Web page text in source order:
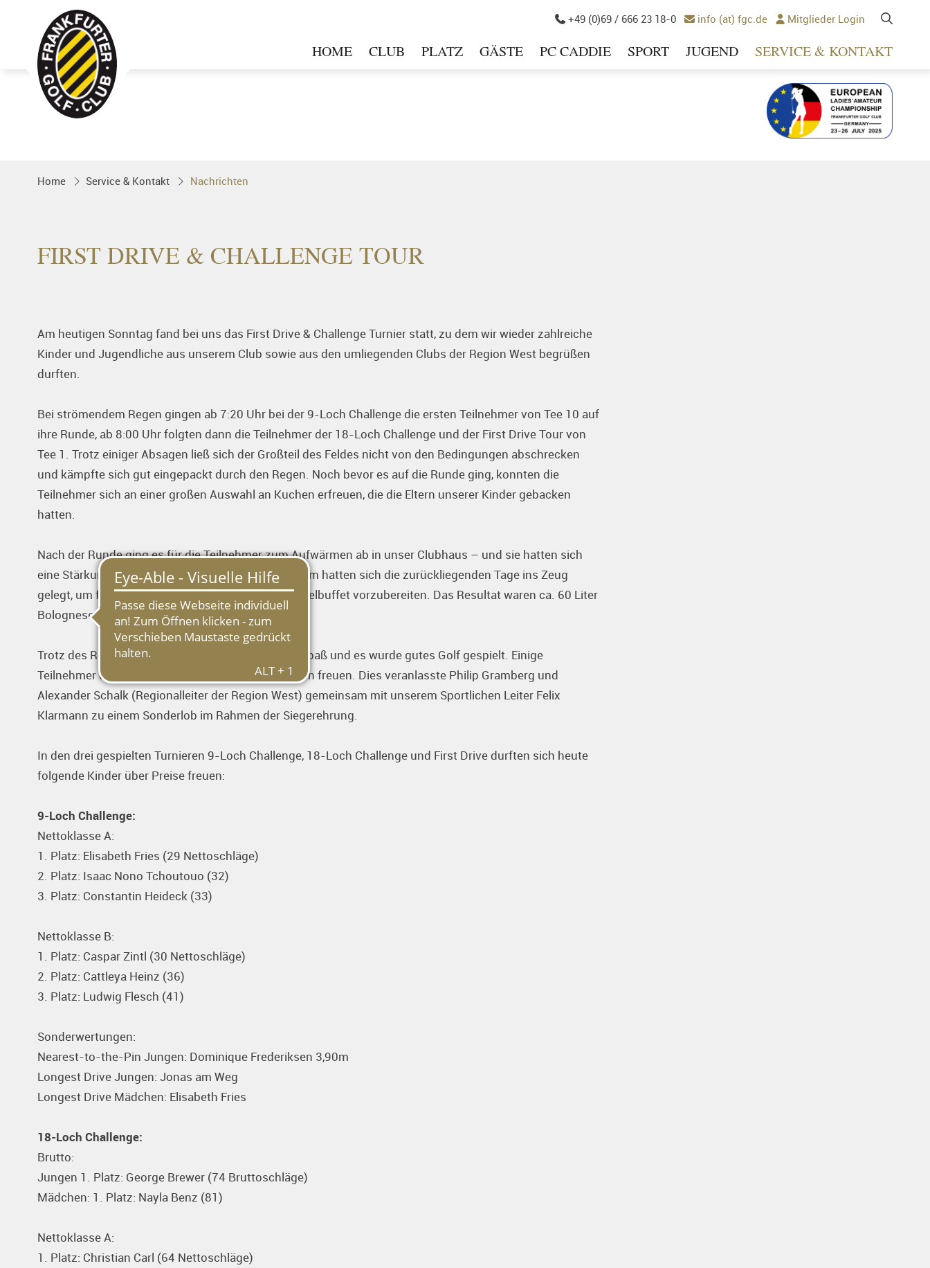
 +49 (0)69 / 666 23 18-0  info (at) fgc.de  Mitglieder Login
HOME CLUB PLATZ GÄSTE PC CADDIE SPORT JUGEND SERVICE & KONTAKT
Golfgenuss und Spitzensport mitten in
FRANKFURT
Home Service & Kontakt Nachrichten
FIRST DRIVE & CHALLENGE TOUR
Am heutigen Sonntag fand bei uns das First Drive & Challenge Turnier statt, zu dem wir wieder zahlreiche
Kinder und Jugendliche aus unserem Club sowie aus den umliegenden Clubs der Region West begrüßen
durften.
Bei strömendem Regen gingen ab 7:20 Uhr bei der 9-Loch Challenge die ersten Teilnehmer von Tee 10 auf
ihre Runde, ab 8:00 Uhr folgten dann die Teilnehmer der 18-Loch Challenge und der First Drive Tour von
Tee 1. Trotz einiger Absagen ließ sich der Großteil des Feldes nicht von den Bedingungen abschrecken
und kämpfte sich gut eingepackt durch den Regen. Noch bevor es auf die Runde ging, konnten die
Teilnehmer sich an einer großen Auswahl an Kuchen erfreuen, die die Eltern unserer Kinder gebacken
hatten.
Nach der Runde ging es für die Teilnehmer zum Aufwärmen ab in unser Clubhaus – und sie hatten sich
eine Stärkung verdient. Holger Schütz und sein Team hatten sich die zurückliegenden Tage ins Zeug
gelegt, um für die Kinder und Jugendlichen ein Nudelbuffet vorzubereiten. Das Resultat waren ca. 60 Liter
Bolognese und 160 glückliche Kinder.
Trotz des Regens hatten alle Teilnehmer sichtlich Spaß und es wurde gutes Golf gespielt. Einige
Teilnehmer durften sich sogar über Unterspielungen freuen. Dies veranlasste Philip Gramberg und
Alexander Schalk (Regionalleiter der Region West) gemeinsam mit unserem Sportlichen Leiter Felix
Klarmann zu einem Sonderlob im Rahmen der Siegerehrung.
In den drei gespielten Turnieren 9-Loch Challenge, 18-Loch Challenge und First Drive durften sich heute
folgende Kinder über Preise freuen:
9-Loch Challenge:
Nettoklasse A:
1. Platz: Elisabeth Fries (29 Nettoschläge)
2. Platz: Isaac Nono Tchoutouo (32)
3. Platz: Constantin Heideck (33)
Nettoklasse B:
1. Platz: Caspar Zintl (30 Nettoschläge)
2. Platz: Cattleya Heinz (36)
3. Platz: Ludwig Flesch (41)
Sonderwertungen:
Nearest-to-the-Pin Jungen: Dominique Frederiksen 3,90m
Longest Drive Jungen: Jonas am Weg
Longest Drive Mädchen: Elisabeth Fries
18-Loch Challenge:
Brutto:
Jungen 1. Platz: George Brewer (74 Bruttoschläge)
Mädchen: 1. Platz: Nayla Benz (81)
Nettoklasse A:
1. Platz: Christian Carl (64 Nettoschläge)